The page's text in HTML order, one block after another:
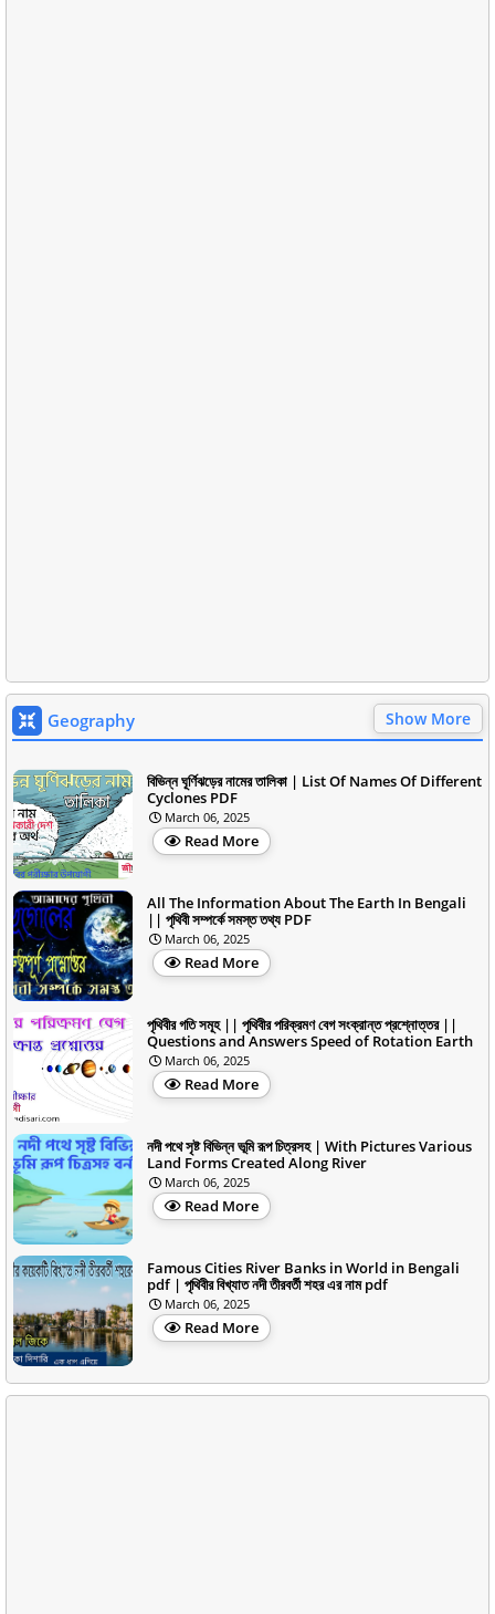
Geography Show More
বিভিন্ন ঘূর্ণিঝড়ের নামের তালিকা | List Of Names Of Different
Cyclones PDF
March 06, 2025
Read More
All The Information About The Earth In Bengali
|| পৃথিবী সম্পর্কে সমস্ত তথ্য PDF
March 06, 2025
Read More
পৃথিবীর গতি সমূহ || পৃথিবীর পরিক্রমণ বেগ সংক্রান্ত প্রশ্নোত্তর ||
Questions and Answers Speed of Rotation Earth
March 06, 2025
Read More
নদী পথে সৃষ্ট বিভিন্ন ভূমি রূপ চিত্রসহ | With Pictures Various
Land Forms Created Along River
March 06, 2025
Read More
Famous Cities River Banks in World in Bengali
pdf | পৃথিবীর বিখ্যাত নদী তীরবর্তী শহর এর নাম pdf
March 06, 2025
Read More